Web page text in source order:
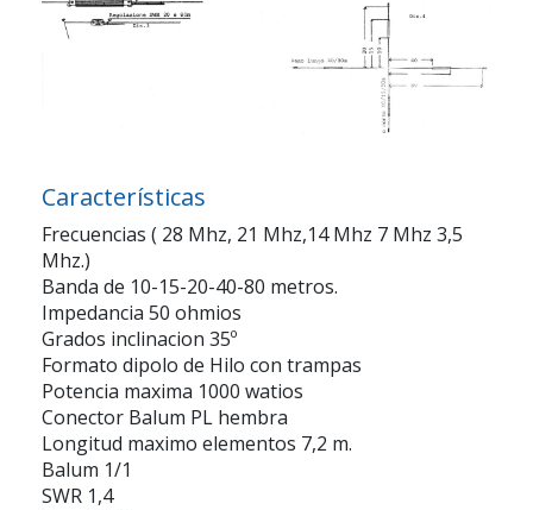
Características
Frecuencias ( 28 Mhz, 21 Mhz,14 Mhz 7 Mhz 3,5
Mhz.)
Banda de 10-15-20-40-80 metros.
Impedancia 50 ohmios
Grados inclinacion 35º
Formato dipolo de Hilo con trampas
Potencia maxima 1000 watios
Conector Balum PL hembra
Longitud maximo elementos 7,2 m.
Balum 1/1
SWR 1,4